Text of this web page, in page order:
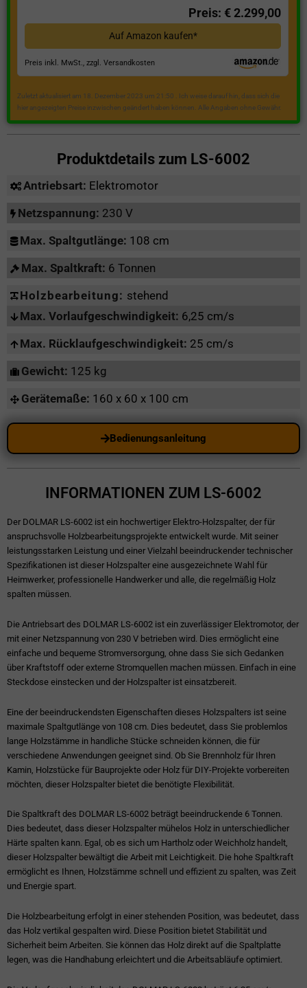
Preis: € 2.299,00
Auf Amazon kaufen*
Preis inkl. MwSt., zzgl. Versandkosten
Zuletzt aktualisiert am 18. Dezember 2023 um 21:50 . Ich weise darauf hin, dass sich die
hier angezeigten Preise inzwischen geändert haben können. Alle Angaben ohne Gewähr.
Produktdetails zum LS-6002
Antriebsart: Elektromotor
Netzspannung: 230 V
Max. Spaltgutlänge: 108 cm
Max. Spaltkraft: 6 Tonnen
Holzbearbeitung: stehend
Max. Vorlaufgeschwindigkeit: 6,25 cm/s
Max. Rücklaufgeschwindigkeit: 25 cm/s
Gewicht: 125 kg
Gerätemaße: 160 x 60 x 100 cm
Bedienungsanleitung
INFORMATIONEN ZUM LS-6002
Der DOLMAR LS-6002 ist ein hochwertiger Elektro-Holzspalter, der für
anspruchsvolle Holzbearbeitungsprojekte entwickelt wurde. Mit seiner
leistungsstarken Leistung und einer Vielzahl beeindruckender technischer
Spezifikationen ist dieser Holzspalter eine ausgezeichnete Wahl für
Heimwerker, professionelle Handwerker und alle, die regelmäßig Holz
spalten müssen.
Die Antriebsart des DOLMAR LS-6002 ist ein zuverlässiger Elektromotor, der
mit einer Netzspannung von 230 V betrieben wird. Dies ermöglicht eine
einfache und bequeme Stromversorgung, ohne dass Sie sich Gedanken
über Kraftstoff oder externe Stromquellen machen müssen. Einfach in eine
Steckdose einstecken und der Holzspalter ist einsatzbereit.
Eine der beeindruckendsten Eigenschaften dieses Holzspalters ist seine
maximale Spaltgutlänge von 108 cm. Dies bedeutet, dass Sie problemlos
lange Holzstämme in handliche Stücke schneiden können, die für
verschiedene Anwendungen geeignet sind. Ob Sie Brennholz für Ihren
Kamin, Holzstücke für Bauprojekte oder Holz für DIY-Projekte vorbereiten
möchten, dieser Holzspalter bietet die benötigte Flexibilität.
Die Spaltkraft des DOLMAR LS-6002 beträgt beeindruckende 6 Tonnen.
Dies bedeutet, dass dieser Holzspalter mühelos Holz in unterschiedlicher
Härte spalten kann. Egal, ob es sich um Hartholz oder Weichholz handelt,
dieser Holzspalter bewältigt die Arbeit mit Leichtigkeit. Die hohe Spaltkraft
ermöglicht es Ihnen, Holzstämme schnell und effizient zu spalten, was Zeit
und Energie spart.
Die Holzbearbeitung erfolgt in einer stehenden Position, was bedeutet, dass
das Holz vertikal gespalten wird. Diese Position bietet Stabilität und
Sicherheit beim Arbeiten. Sie können das Holz direkt auf die Spaltplatte
legen, was die Handhabung erleichtert und die Arbeitsabläufe optimiert.